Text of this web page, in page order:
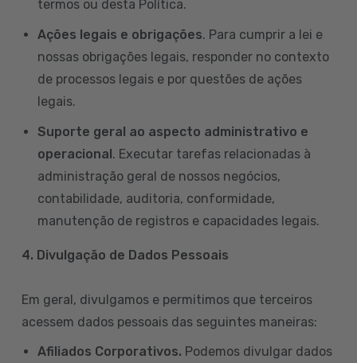
termos ou desta Política.
Ações legais e obrigações. Para cumprir a lei e
nossas obrigações legais, responder no contexto
de processos legais e por questões de ações
legais.
Suporte geral ao aspecto administrativo e
operacional. Executar tarefas relacionadas à
administração geral de nossos negócios,
contabilidade, auditoria, conformidade,
manutenção de registros e capacidades legais.
4. Divulgação de Dados Pessoais
Em geral, divulgamos e permitimos que terceiros
acessem dados pessoais das seguintes maneiras:
Afiliados Corporativos. Podemos divulgar dados